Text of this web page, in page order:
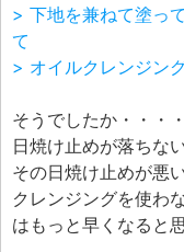
> 下地を兼ねて塗っ
て
> オイルクレンジン
そうでしたか・・・
日焼け止めが落ちな
その日焼け止めが悪
クレンジングを使わ
はもっと早くなると